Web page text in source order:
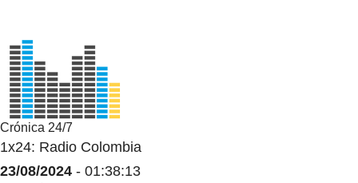
Crónica 24/7
1x24: Radio Colombia
23/08/2024 - 01:38:13